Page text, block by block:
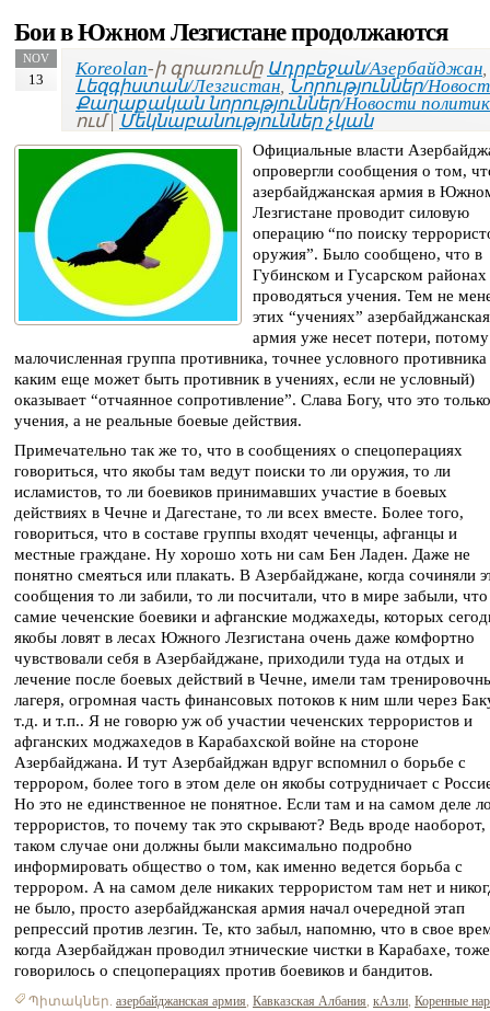
Бои в Южном Лезгистане продолжаются
NOV
13
Koreolan-ի գրառումը Ադրբեջան/Азербайджан,
Լեզգիստան/Лезгистан, Նորություններ/
Քաղաքական նորություններ/Новости
ում | Մեկնաբանություններ չկան
Официальные власти
опровергли сообщения о том,
азербайджанская армия в
Лезгистане проводит силовую
операцию “по поиску
оружия”. Было сообщено, что в
Губинском и Гусарском районах
проводяться учения. Тем не
этих “учениях” азербайджанская
армия уже несет потери,
малочисленная группа противника, точнее условного противника
каким еще может быть противник в учениях, если не условный)
оказывает “отчаянное сопротивление”. Слава Богу, что это только
учения, а не реальные боевые действия.
Примечательно так же то, что в сообщениях о спецоперациях
говориться, что якобы там ведут поиски то ли оружия, то ли
исламистов, то ли боевиков принимавших участие в боевых
действиях в Чечне и Дагестане, то ли всех вместе. Более того,
говориться, что в составе группы входят чеченцы, афганцы и
местные граждане. Ну хорошо хоть ни сам Бен Ладен. Даже не
понятно смеяться или плакать. В Азербайджане, когда сочиняли
сообщения то ли забили, то ли посчитали, что в мире забыли, что
самие чеченские боевики и афганские моджахеды, которых
якобы ловят в лесах Южного Лезгистана очень даже комфортно
чувствовали себя в Азербайджане, приходили туда на отдых и
лечение после боевых действий в Чечне, имели там
лагеря, огромная часть финансовых потоков к ним шли через
т.д. и т.п.. Я не говорю уж об участии чеченских террористов и
афганских моджахедов в Карабахской войне на стороне
Азербайджана. И тут Азербайджан вдруг вспомнил о борьбе с
террором, более того в этом деле он якобы сотрудничает с
Но это не единственное не понятное. Если там и на самом деле
террористов, то почему так это скрывают? Ведь вроде наоборот,
таком случае они должны были максимально подробно
информировать общество о том, как именно ведется борьба с
террором. А на самом деле никаких террористом там нет и
не было, просто азербайджанская армия начал очередной этап
репрессий против лезгин. Те, кто забыл, напомню, что в свое
когда Азербайджан проводил этнические чистки в Карабахе, тоже
говорилось о спецоперациях против боевиков и бандитов.
Պիտակներ. азербайджанская армия, Кавказская Албания, кАзли, Коренные